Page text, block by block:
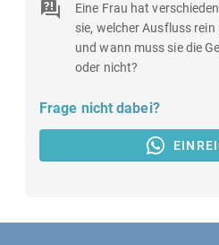
Eine Frau hat
sie, welcher Ausfluss
und wann muss sie die
oder nicht?
Frage nicht dabei?